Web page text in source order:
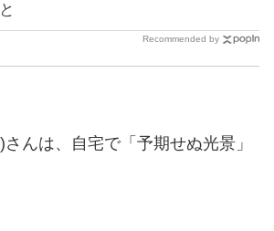
Recommended by
)さんは、自宅で「予期せぬ光景」